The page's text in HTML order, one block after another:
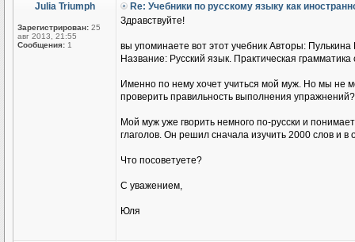
Julia Triumph
Зарегистрирован: 25
авг 2013, 21:55
Сообщения: 1
Re: Учебники по русскому языку как
Здравствуйте!
вы упоминаете вот этот учебник Авторы:
Название: Русский язык. Практическая
Именно по нему хочет учиться мой муж. Но мы не
проверить правильность выполнения упражнений?
Мой муж уже гворить немного по-русски и
глаголов. Он решил сначала изучить 2000 слов и
Что посоветуете?
С уважением,
Юля